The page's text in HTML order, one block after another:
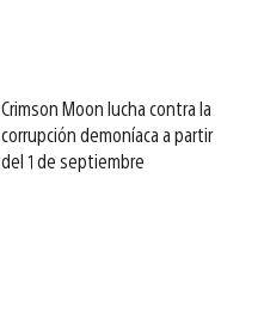
Crimson Moon lucha contra la
corrupción demoníaca a partir
del 1 de septiembre